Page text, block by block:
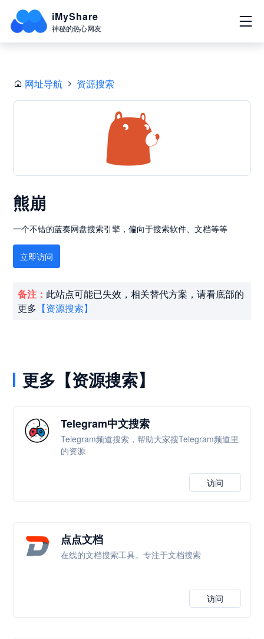
iMyShare
神秘的热心网友
网址导航 资源搜索
熊崩
一个不错的蓝奏网盘搜索引擎，偏向于搜索软件、文档等等
立即访问
备注： 此站点可能已失效，相关替代方案，请看底部的
更多 【资源搜索】
更多【资源搜索】
Telegram中文搜索
Telegram频道搜索，帮助大家搜Telegram频道里
的资源
访问
点点文档
在线的文档搜索工具。专注于文档搜索
访问